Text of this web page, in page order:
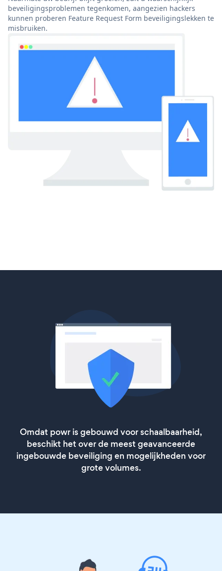
beveiligingsproblemen tegenkomen, aangezien hackers
kunnen proberen Feature Request Form beveiligingslekken te
misbruiken.
Omdat powr is gebouwd voor schaalbaarheid,
beschikt het over de meest geavanceerde
ingebouwde beveiliging en mogelijkheden voor
grote volumes.